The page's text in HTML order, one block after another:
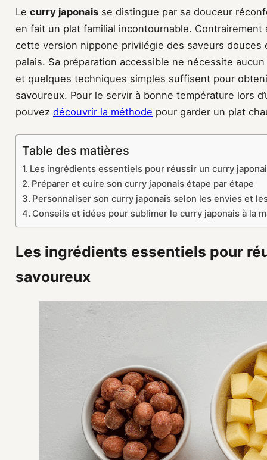
Le curry japonais se distingue par sa douceur
en fait un plat familial incontournable.
cette version nippone privilégie des saveurs
palais. Sa préparation accessible ne nécessite
et quelques techniques simples suffisent pour
savoureux. Pour le servir à bonne température lors
pouvez découvrir la méthode pour garder un plat
Table des matières
Les ingrédients essentiels pour réussir un curry
Préparer et cuire son curry japonais étape par étape
Personnaliser son curry japonais selon les envies et
Conseils et idées pour sublimer le curry japonais à la
Les ingrédients essentiels pour
savoureux